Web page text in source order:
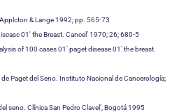
& Lange 1992; pp. 565-73
01′ the Breast. Cancel’ 1970; 26; 680-5
of 100 cases 01′ paget disease 01′ the breast.
Paget del Seno. Instituto Nacional de Cancerología;
seno. Clínica San Pedro Clavel’, Bogotá 1995